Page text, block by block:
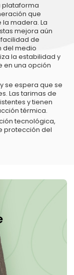
plataforma
que
madera. La
mejora aún
de
del medio
la estabilidad y
en una opción
se espera que se
Las tarimas de
y tienen
térmica.
tecnológica,
protección del